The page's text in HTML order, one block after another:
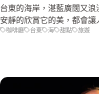
台東的海岸，湛藍廣闊又
安靜的欣賞它的美，都會
咖啡廳 台東 海 甜點 旅遊